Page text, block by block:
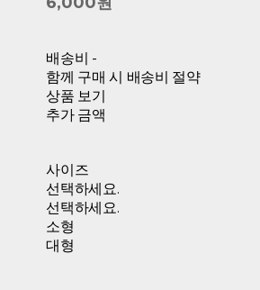
배송비 -
함께 구매 시 배송비 절약
상품 보기
추가 금액
사이즈
선택하세요.
선택하세요.
소형
대형